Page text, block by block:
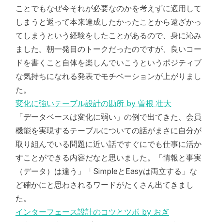
ことでもなぜ今それが必要なのかを考えずに適用して
しまうと返って本来達成したかったことから遠ざかっ
てしまうという経験をしたことがあるので、身に沁み
ました。朝一発目のトークだったのですが、良いコー
ドを書くこと自体を楽しんでいこうというポジティブ
な気持ちになれる発表でモチベーションが上がりまし
た。
変化に強いテーブル設計の勘所 by 曽根 壮大
「データベースは変化に弱い」の例で出てきた、会員
機能を実現するテーブルについての話がまさに自分が
取り組んでいる問題に近い話ですぐにでも仕事に活か
すことができる内容だなと思いました。「情報と事実
（データ）は違う」「SimpleとEasyは両立する」な
ど確かにと思わされるワードがたくさん出てきまし
た。
インターフェース設計のコツとツボ by おぎ